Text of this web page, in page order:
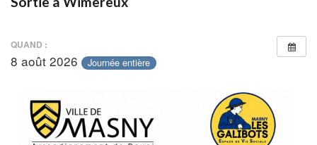
QUAND :
8 août 2026 Journée entière